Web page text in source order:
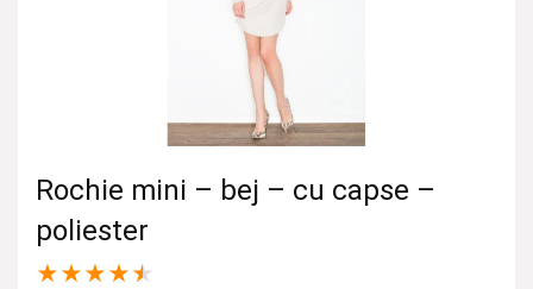
Rochie mini – bej – cu capse –
poliester
★★★★★